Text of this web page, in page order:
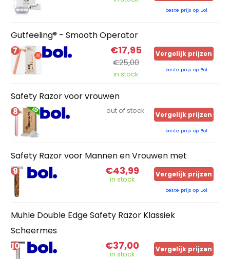
beste prijs op Bol
Gutfeeling® - Smooth Operator
7 €17,95
€25,00
in stock
Vergelijk prijzen
beste prijs op Bol
Safety Razor voor vrouwen
8 out of stock Vergelijk prijzen
beste prijs op Bol
Safety Razor voor Mannen en Vrouwen met
9 €43,99
in stock
Vergelijk prijzen
beste prijs op Bol
Muhle Double Edge Safety Razor Klassiek
Scheermes
10 €37,00
in stock
Vergelijk prijzen